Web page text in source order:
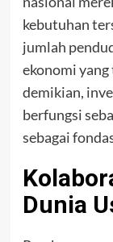
kebutuhan
jumlah
ekonomi
demikian,
berfungsi
sebagai
Dunia